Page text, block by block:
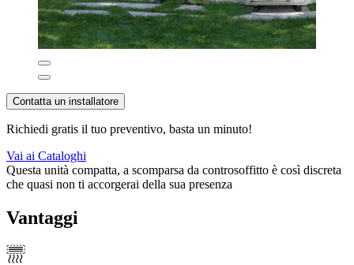
Contatta un installatore
Richiedi gratis il tuo preventivo, basta un minuto!
Vai ai Cataloghi
Questa unità compatta, a scomparsa da controsoffitto è così discreta
che quasi non ti accorgerai della sua presenza
Vantaggi